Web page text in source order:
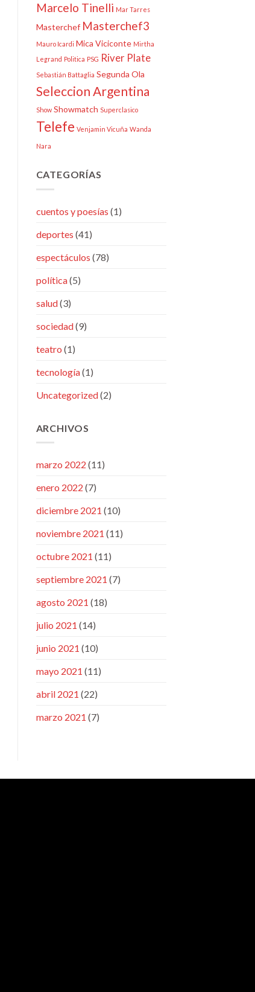
Marcelo Tinelli Mar Tarres
Masterchef Masterchef3
Mauro Icardi Mica Viciconte Mirtha
Legrand Politica PSG River Plate
Sebastián Battaglia Segunda Ola
Seleccion Argentina
Show Showmatch Superclasico
Telefe Venjamin Vicuña Wanda
Nara
CATEGORÍAS
cuentos y poesías (1)
deportes (41)
espectáculos (78)
política(5)
salud(3)
sociedad(9)
teatro (1)
tecnología(1)
Uncategorized(2)
ARCHIVOS
marzo 2022 (11)
enero 2022 (7)
diciembre 2021 (10)
noviembre 2021 (11)
octubre 2021 (11)
septiembre 2021 (7)
agosto 2021 (18)
julio 2021 (14)
junio 2021 (10)
mayo 2021 (11)
abril 2021 (22)
marzo 2021 (7)